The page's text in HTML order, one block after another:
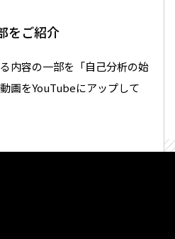
をご紹介
内容の一部を「自己分析の始
画をYouTubeにアップして